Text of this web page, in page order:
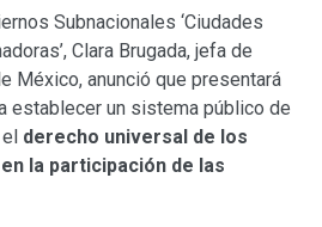
Subnacionales ‘Ciudades
Clara Brugada, jefa de
México, anunció que presentará
establecer un sistema público de
derecho universal de los
la participación de las